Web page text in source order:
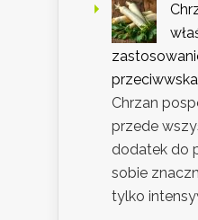
Chrzan
przede
dodatek do
sobie
tylko